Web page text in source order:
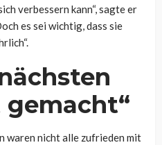
verbessern kann“, sagte er
es sei wichtig, dass sie
waren nicht alle zufrieden mit